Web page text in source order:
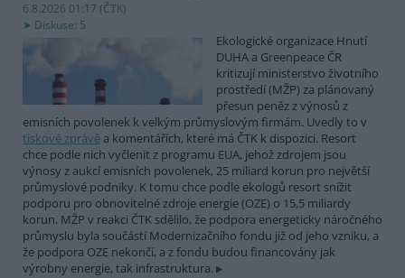
6.8.2026 01:17 (ČTK)
Diskuse: 5
Ekologické organizace Hnutí
DUHA a Greenpeace ČR
kritizují ministerstvo životního
prostředí (MŽP) za plánovaný
přesun peněz z výnosů z
emisních povolenek k velkým průmyslovým firmám. Uvedly to v
tiskové zprávě a komentářích, které má ČTK k dispozici. Resort
chce podle nich vyčlenit z programu EUA, jehož zdrojem jsou
výnosy z aukcí emisních povolenek, 25 miliard korun pro největší
průmyslové podniky. K tomu chce podle ekologů resort snížit
podporu pro obnovitelné zdroje energie (OZE) o 15,5 miliardy
korun. MŽP v reakci ČTK sdělilo, že podpora energeticky náročného
průmyslu byla součástí Modernizačního fondu již od jeho vzniku, a
že podpora OZE nekončí, a z fondu budou financovány jak
výrobny energie, tak infrastruktura.